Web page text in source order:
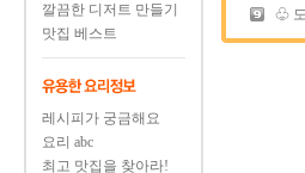
깔끔한 디저트 만들기
맛집 베스트
레시피가 궁금해요
요리 abc
최고 맛집을 찾아라!
♧ 도